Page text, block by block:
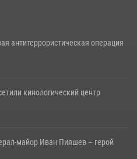
антитеррористическая операция
кинологический центр
майор Иван Пияшев – герой